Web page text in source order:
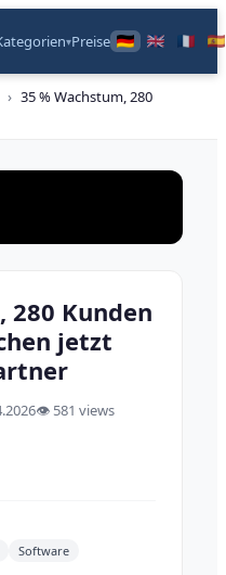
▾Preise
› 35 % Wachstum, 280
›
280 Kunden
jetzt
👁️ 581 views
Software